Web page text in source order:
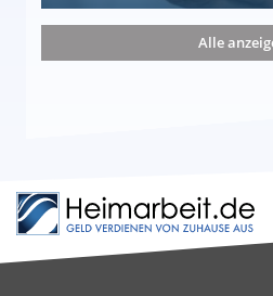
die 15 besten Möglichkeiten
Alle